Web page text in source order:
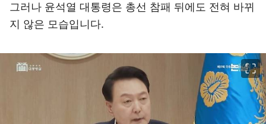
그러나 윤석열 대통령은 총선 참패 뒤에도 전혀 바뀌
지 않은 모습입니다.